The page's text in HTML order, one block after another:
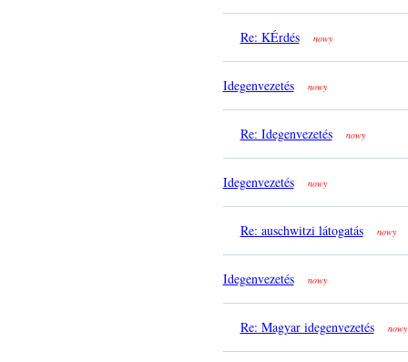
Re: KÉrdés nowy
Idegenvezetés nowy
Re: Idegenvezetés nowy
Idegenvezetés nowy
Re: auschwitzi látogatás nowy
Idegenvezetés nowy
Re: Magyar idegenvezetés nowy